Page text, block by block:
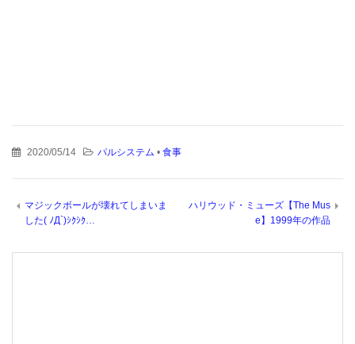
2020/05/14 パルシステム • 食事
マジックボールが壊れてしまいま
した( ﾉД`)ｼｸｼｸ…
ハリウッド・ミューズ【The Mus
e】1999年の作品